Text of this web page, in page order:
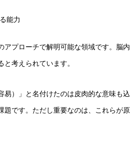
識」はあるか？ゆるい意識概念を測る
能力
アプローチで解明可能な領域です。脳
考えられています。
易）」と名付けたのは皮肉的な意味も
題です。ただし重要なのは、これらが